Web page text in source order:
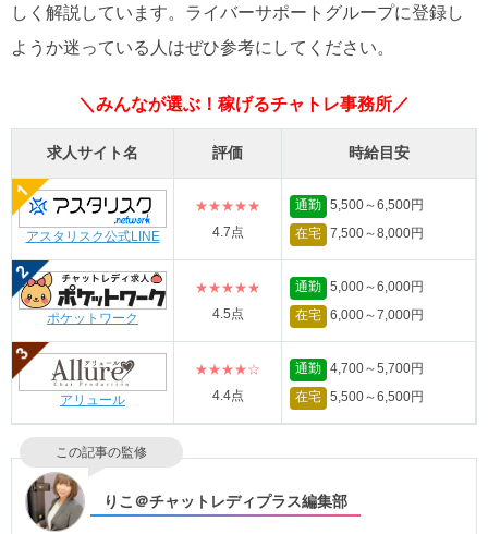
しく解説しています。ライバーサポートグループに登録し
ようか迷っている人はぜひ参考にしてください。
＼みんなが選ぶ！稼げるチャトレ事務所／
求人サイト名 評価 時給目安
アスタリスク公式LINE
★★★★★
4.7点
通勤 5,500～6,500円
在宅 7,500～8,000円
ポケットワーク
★★★★★
4.5点
通勤 5,000～6,000円
在宅 6,000～7,000円
アリュール
★★★★☆
4.4点
通勤 4,700～5,700円
在宅 5,500～6,500円
この記事の監修
りこ＠チャットレディプラス編集部